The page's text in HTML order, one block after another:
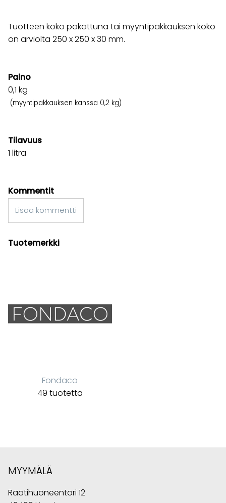
Tuotteen koko pakattuna tai myyntipakkauksen koko
on arviolta 250 x 250 x 30 mm.
Paino
0,1 kg
(myyntipakkauksen kanssa 0,2 kg)
Tilavuus
1 litra
Kommentit
Lisää kommentti
Tuotemerkki
Fondaco
49 tuotetta
MYYMÄLÄ
Raatihuoneentori 12